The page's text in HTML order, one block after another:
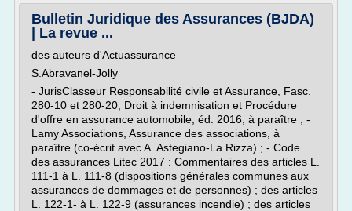
Bulletin Juridique des Assurances (BJDA)
| La revue ...
des auteurs d'Actuassurance
S.Abravanel-Jolly
- JurisClasseur Responsabilité civile et Assurance, Fasc.
280-10 et 280-20, Droit à indemnisation et Procédure
d'offre en assurance automobile, éd. 2016, à paraître ; -
Lamy Associations, Assurance des associations, à
paraître (co-écrit avec A. Astegiano-La Rizza) ; - Code
des assurances Litec 2017 : Commentaires des articles L.
111-1 à L. 111-8 (dispositions générales communes aux
assurances de dommages et de personnes) ; des articles
L. 122-1- à L. 122-9 (assurances incendie) ; des articles